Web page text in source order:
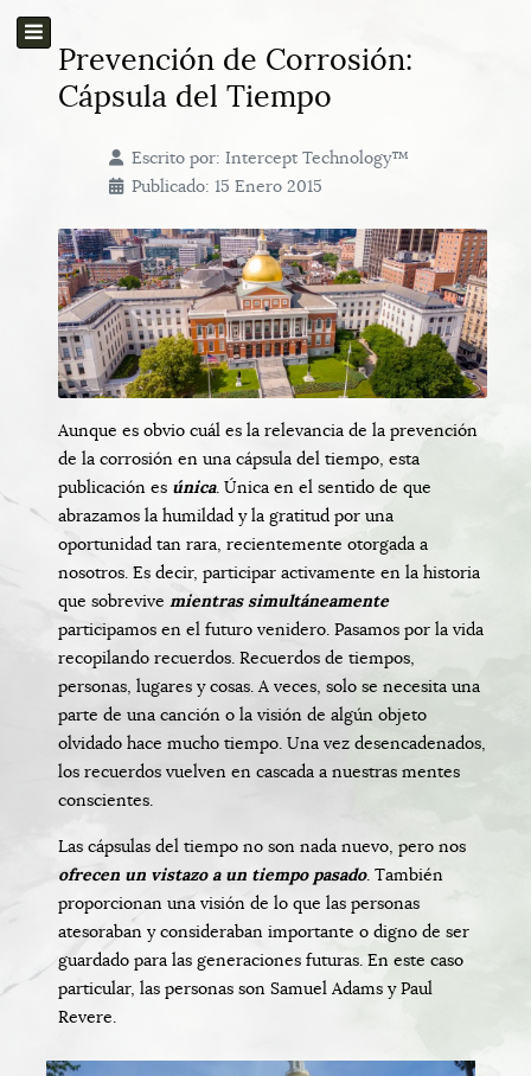
Prevención de Corrosión:
Cápsula del Tiempo
Escrito por: Intercept Technology™
Publicado: 15 Enero 2015
Aunque es obvio cuál es la relevancia de la prevención
de la corrosión en una cápsula del tiempo, esta
publicación es única. Única en el sentido de que
abrazamos la humildad y la gratitud por una
oportunidad tan rara, recientemente otorgada a
nosotros. Es decir, participar activamente en la historia
que sobrevive mientras simultáneamente
participamos en el futuro venidero. Pasamos por la vida
recopilando recuerdos. Recuerdos de tiempos,
personas, lugares y cosas. A veces, solo se necesita una
parte de una canción o la visión de algún objeto
olvidado hace mucho tiempo. Una vez desencadenados,
los recuerdos vuelven en cascada a nuestras mentes
conscientes.
Las cápsulas del tiempo no son nada nuevo, pero nos
ofrecen un vistazo a un tiempo pasado. También
proporcionan una visión de lo que las personas
atesoraban y consideraban importante o digno de ser
guardado para las generaciones futuras. En este caso
particular, las personas son Samuel Adams y Paul
Revere.